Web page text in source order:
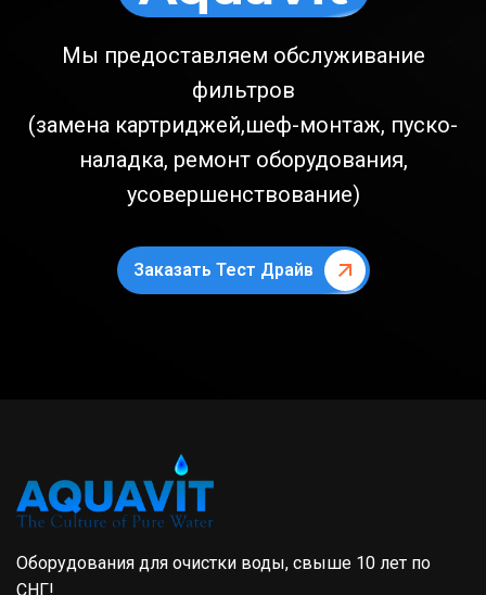
Мы предоставляем обслуживание
фильтров
(замена картриджей,шеф-монтаж, пуско-
наладка, ремонт оборудования,
усовершенствование)
Заказать Тест Драйв
Оборудования для очистки воды, свыше 10 лет по
СНГ!